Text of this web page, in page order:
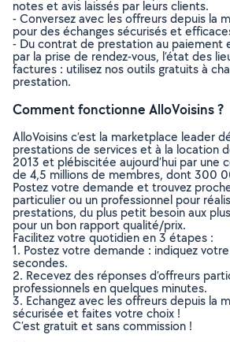
notes et avis laissés par leurs clients.
- Conversez avec les offreurs depuis la
pour des échanges sécurisés et
- Du contrat de prestation au paiement
par la prise de rendez-vous, l’état des
factures : utilisez nos outils gratuits à
prestation.
Comment fonctionne AlloVoisins ?
AlloVoisins c’est la marketplace leader
prestations de services et à la location
2013 et plébiscitée aujourd’hui par une
de 4,5 millions de membres, dont 300
Postez votre demande et trouvez
particulier ou un professionnel pour
prestations, du plus petit besoin aux
pour un bon rapport qualité/prix.
Facilitez votre quotidien en 3 étapes :
1. Postez votre demande : indiquez
secondes.
2. Recevez des réponses d’offreurs
professionnels en quelques minutes.
3. Echangez avec les offreurs depuis la
sécurisée et faites votre choix !
C’est gratuit et sans commission !